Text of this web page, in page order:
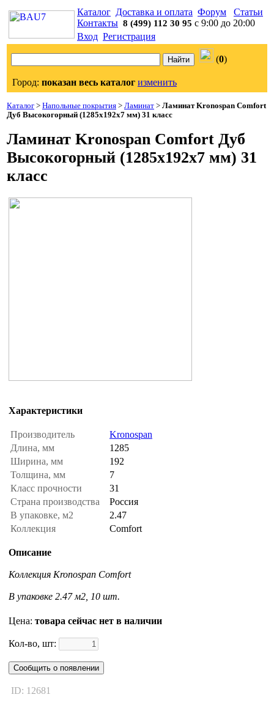
Каталог Доставка и оплата Форум
Статьи
Контакты 8 (499) 112 30 95 с 9:00 до 20:00
Вход Регистрация
(0)
Город: показан весь каталог изменить
Каталог > Напольные покрытия > Ламинат > Ламинат Kronospan Comfort
Дуб Высокогорный (1285x192x7 мм) 31 класс
Ламинат Kronospan Comfort Дуб
Высокогорный (1285x192x7 мм) 31
класс
Характеристики
Производитель
Kronospan
Длина, мм
1285
Ширина, мм
192
Толщина, мм
7
Класс прочности
31
Страна производства
Россия
В упаковке, м2
2.47
Коллекция
Comfort
Описание
Коллекция Kronospan Comfort
В упаковке 2.47 м2, 10 шт.
Цена: товара сейчас нет в наличии
Кол-во, шт:
Сообщить о появлении
ID: 12681